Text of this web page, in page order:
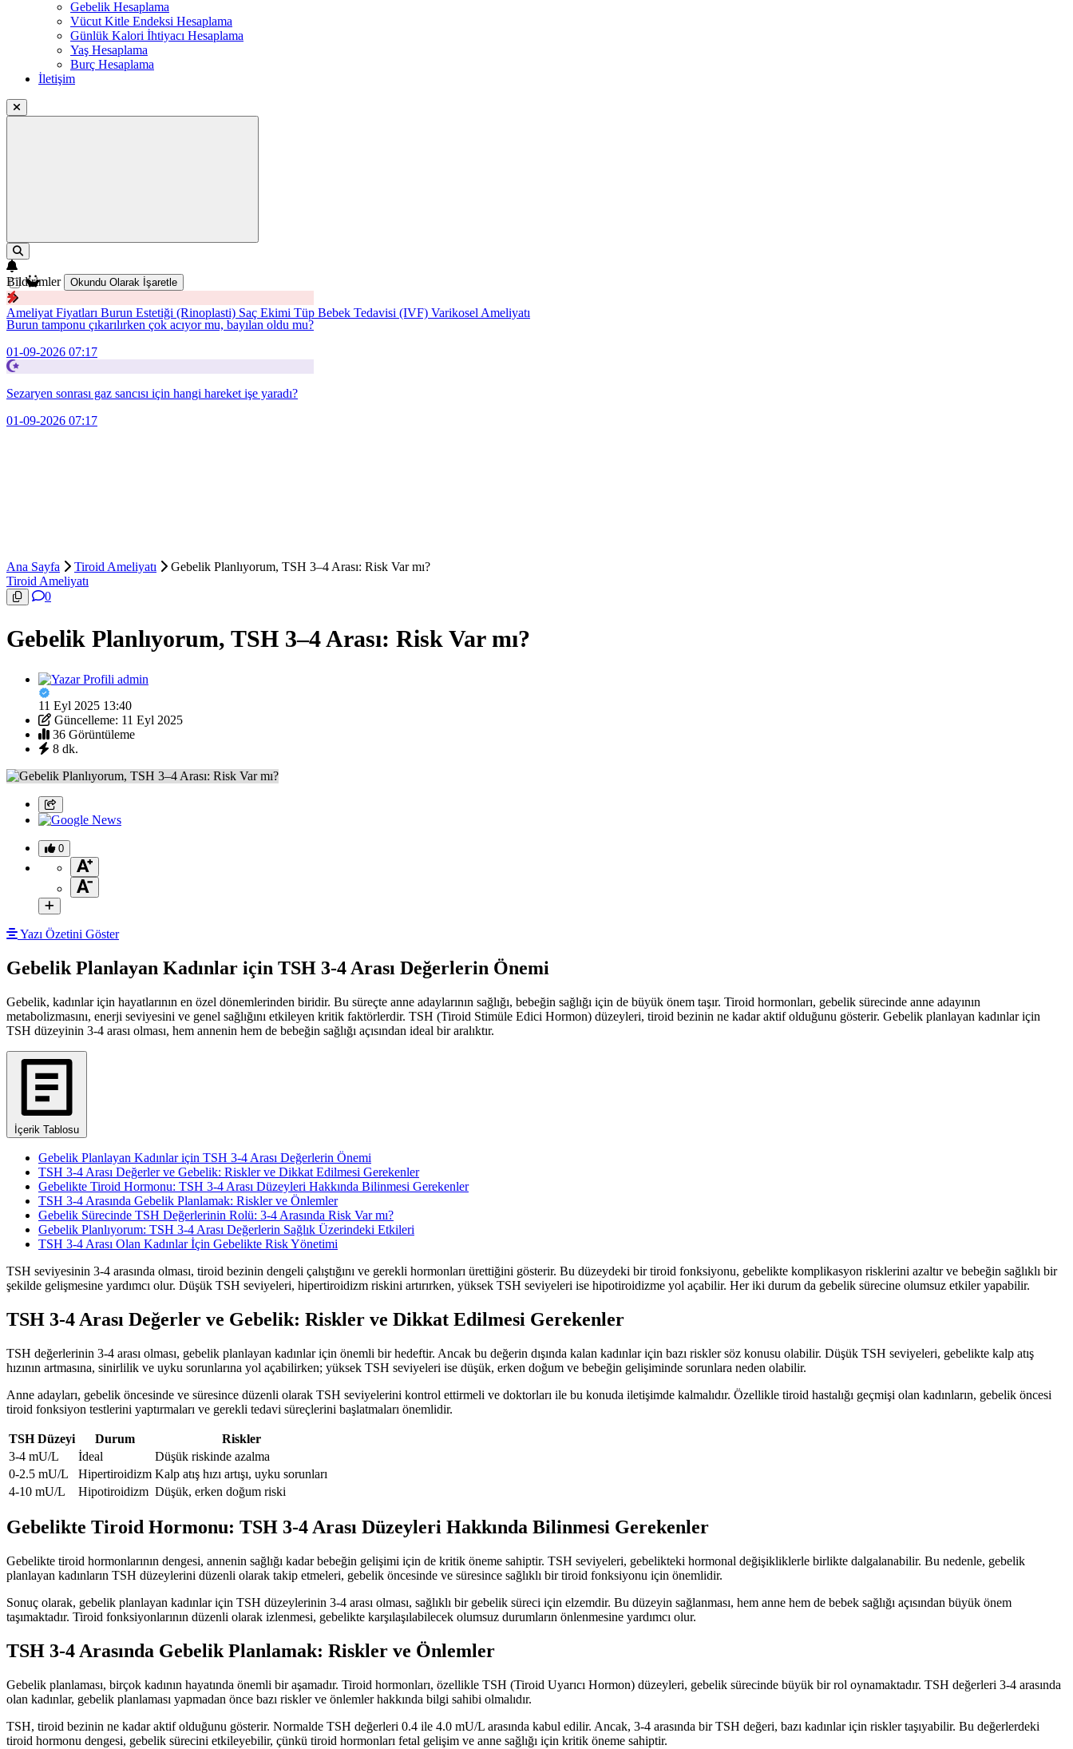
Gebelik Hesaplama
Vücut Kitle Endeksi Hesaplama
Günlük Kalori İhtiyacı Hesaplama
Yaş Hesaplama
Burç Hesaplama
İletişim
Bildirimler Okundu Olarak İşaretle
Burun tamponu çıkarılırken çok acıyor mu, bayılan oldu mu?
01-09-2026 07:17
Sezaryen sonrası gaz sancısı için hangi hareket işe yaradı?
01-09-2026 07:17
Ameliyat Fiyatları Burun Estetiği (Rinoplasti) Saç Ekimi Tüp Bebek Tedavisi (IVF) Varikosel Ameliyatı
Ana Sayfa Tiroid Ameliyatı
Gebelik Planlıyorum, TSH 3–4 Arası: Risk Var mı?
Tiroid Ameliyatı
0
Gebelik Planlıyorum, TSH 3–4 Arası: Risk Var mı?
admin
11 Eyl 2025 13:40
Güncelleme: 11 Eyl 2025
36 Görüntüleme
8 dk.
0
Yazı Özetini Göster
Gebelik Planlayan Kadınlar için TSH 3-4 Arası Değerlerin Önemi
Gebelik, kadınlar için hayatlarının en özel dönemlerinden biridir. Bu süreçte anne adaylarının sağlığı, bebeğin sağlığı için de büyük önem taşır. Tiroid hormonları, gebelik sürecinde anne adayının
metabolizmasını, enerji seviyesini ve genel sağlığını etkileyen kritik faktörlerdir. TSH (Tiroid Stimüle Edici Hormon) düzeyleri, tiroid bezinin ne kadar aktif olduğunu gösterir. Gebelik planlayan kadınlar için
TSH düzeyinin 3-4 arası olması, hem annenin hem de bebeğin sağlığı açısından ideal bir aralıktır.
İçerik Tablosu
Gebelik Planlayan Kadınlar için TSH 3-4 Arası Değerlerin Önemi
TSH 3-4 Arası Değerler ve Gebelik: Riskler ve Dikkat Edilmesi Gerekenler
Gebelikte Tiroid Hormonu: TSH 3-4 Arası Düzeyleri Hakkında Bilinmesi Gerekenler
TSH 3-4 Arasında Gebelik Planlamak: Riskler ve Önlemler
Gebelik Sürecinde TSH Değerlerinin Rolü: 3-4 Arasında Risk Var mı?
Gebelik Planlıyorum: TSH 3-4 Arası Değerlerin Sağlık Üzerindeki Etkileri
TSH 3-4 Arası Olan Kadınlar İçin Gebelikte Risk Yönetimi
TSH seviyesinin 3-4 arasında olması, tiroid bezinin dengeli çalıştığını ve gerekli hormonları ürettiğini gösterir. Bu düzeydeki bir tiroid fonksiyonu, gebelikte komplikasyon risklerini azaltır ve bebeğin sağlıklı bir
şekilde gelişmesine yardımcı olur. Düşük TSH seviyeleri, hipertiroidizm riskini artırırken, yüksek TSH seviyeleri ise hipotiroidizme yol açabilir. Her iki durum da gebelik sürecine olumsuz etkiler yapabilir.
TSH 3-4 Arası Değerler ve Gebelik: Riskler ve Dikkat Edilmesi Gerekenler
TSH değerlerinin 3-4 arası olması, gebelik planlayan kadınlar için önemli bir hedeftir. Ancak bu değerin dışında kalan kadınlar için bazı riskler söz konusu olabilir. Düşük TSH seviyeleri, gebelikte kalp atış
hızının artmasına, sinirlilik ve uyku sorunlarına yol açabilirken; yüksek TSH seviyeleri ise düşük, erken doğum ve bebeğin gelişiminde sorunlara neden olabilir.
Anne adayları, gebelik öncesinde ve süresince düzenli olarak TSH seviyelerini kontrol ettirmeli ve doktorları ile bu konuda iletişimde kalmalıdır. Özellikle tiroid hastalığı geçmişi olan kadınların, gebelik öncesi
tiroid fonksiyon testlerini yaptırmaları ve gerekli tedavi süreçlerini başlatmaları önemlidir.
TSH Düzeyi Durum
Riskler
3-4 mU/L
İdeal
Düşük riskinde azalma
0-2.5 mU/L
Hipertiroidizm Kalp atış hızı artışı, uyku sorunları
4-10 mU/L
Hipotiroidizm Düşük, erken doğum riski
Gebelikte Tiroid Hormonu: TSH 3-4 Arası Düzeyleri Hakkında Bilinmesi Gerekenler
Gebelikte tiroid hormonlarının dengesi, annenin sağlığı kadar bebeğin gelişimi için de kritik öneme sahiptir. TSH seviyeleri, gebelikteki hormonal değişikliklerle birlikte dalgalanabilir. Bu nedenle, gebelik
planlayan kadınların TSH düzeylerini düzenli olarak takip etmeleri, gebelik öncesinde ve süresince sağlıklı bir tiroid fonksiyonu için önemlidir.
Sonuç olarak, gebelik planlayan kadınlar için TSH düzeylerinin 3-4 arası olması, sağlıklı bir gebelik süreci için elzemdir. Bu düzeyin sağlanması, hem anne hem de bebek sağlığı açısından büyük önem
taşımaktadır. Tiroid fonksiyonlarının düzenli olarak izlenmesi, gebelikte karşılaşılabilecek olumsuz durumların önlenmesine yardımcı olur.
TSH 3-4 Arasında Gebelik Planlamak: Riskler ve Önlemler
Gebelik planlaması, birçok kadının hayatında önemli bir aşamadır. Tiroid hormonları, özellikle TSH (Tiroid Uyarıcı Hormon) düzeyleri, gebelik sürecinde büyük bir rol oynamaktadır. TSH değerleri 3-4 arasında
olan kadınlar, gebelik planlaması yapmadan önce bazı riskler ve önlemler hakkında bilgi sahibi olmalıdır.
TSH, tiroid bezinin ne kadar aktif olduğunu gösterir. Normalde TSH değerleri 0.4 ile 4.0 mU/L arasında kabul edilir. Ancak, 3-4 arasında bir TSH değeri, bazı kadınlar için riskler taşıyabilir. Bu değerlerdeki
tiroid hormonu dengesi, gebelik sürecini etkileyebilir, çünkü tiroid hormonları fetal gelişim ve anne sağlığı için kritik öneme sahiptir.